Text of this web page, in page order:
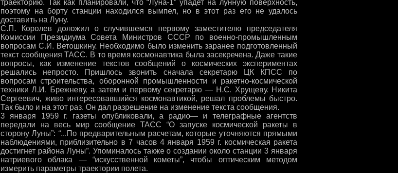
траекторию. Так как планировали, что “Луна-1” упадет на лунную поверхность,
поэтому на борту станции находился вымпел, но в этот раз его не удалось
доставить на Луну.
С.П. Королев доложил о случившемся первому заместителю председателя
Комиссии Президиума Совета Mинистров СССР по военно-промышленным
вопросам С.И. Ветошкину. Необходимо было изменить заранее подготовленный
текст сообщения ТАСС. В то время космонавтика была засекречена. Даже такие
вопросы, как изменение текстов сообщений о космических экспериментах
решались непросто. Пришлось звонить сначала секретарю ЦК КПСС по
вопросам строительства, оборонной промышленности и ракетно-космической
техники Л.И. Брежневу, а затем и первому секретарю — Н.С. Хрущеву. Никита
Сергеевич, живо интересовавшийся космонавтикой, решал проблемы быстро.
Так было и на этот раз. Он дал разрешение на изменение текста сообщения.
3 января 1959 г. газеты опубликовали, а радио— и телеграфные агентств
передали на весь мир сообщение ТАСС “О запуске космической ракеты в
сторону Луны”: “...По предварительным расчетам, которые уточняются прямыми
наблюдениями, приблизительно в 7 часов 4 января 1959 г. космическая ракета
достигнет района Луны”. Упоминалось также о создании около станции 3 января
натриевого облака — “искусственной кометы”, чтобы оптическим методом
измерить параметры траектории полета.